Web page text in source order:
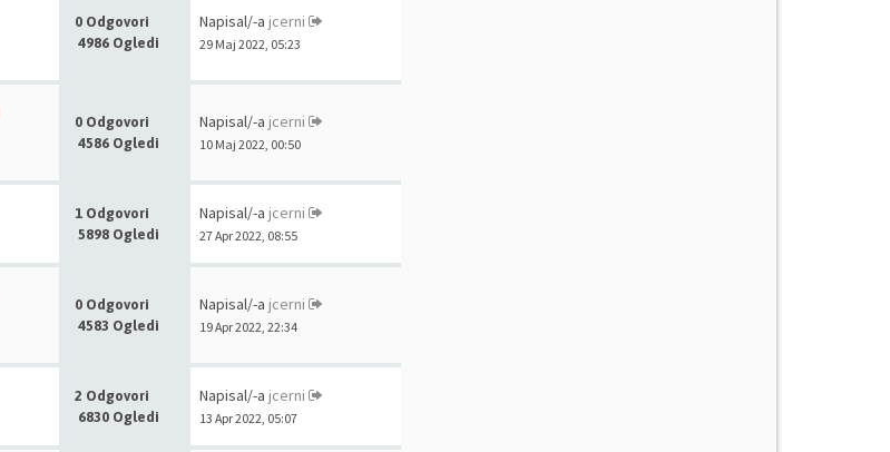
0 Odgovori
4986 Ogledi
Napisal/-a jcerni
29 Maj 2022, 05:23
0 Odgovori
4586 Ogledi
Napisal/-a jcerni
10 Maj 2022, 00:50
1 Odgovori
5898 Ogledi
Napisal/-a jcerni
27 Apr 2022, 08:55
0 Odgovori
4583 Ogledi
Napisal/-a jcerni
19 Apr 2022, 22:34
2 Odgovori
6830 Ogledi
Napisal/-a jcerni
13 Apr 2022, 05:07